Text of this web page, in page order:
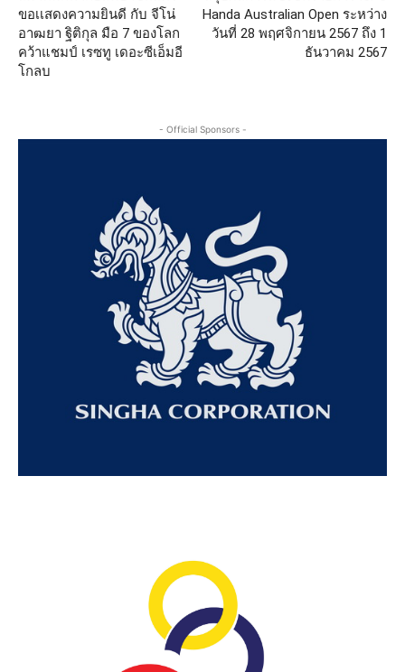
ขอเเสดงความยินดี กับ จีโน่
อาฒยา ฐิติกุล มือ 7 ของโลก
คว้าแชมป์ เรซทู เดอะซีเอ็มอี
โกลบ
Handa Australian Open ระหว่าง
วันที่ 28 พฤศจิกายน 2567 ถึง 1
ธันวาคม 2567
- Official Sponsors -